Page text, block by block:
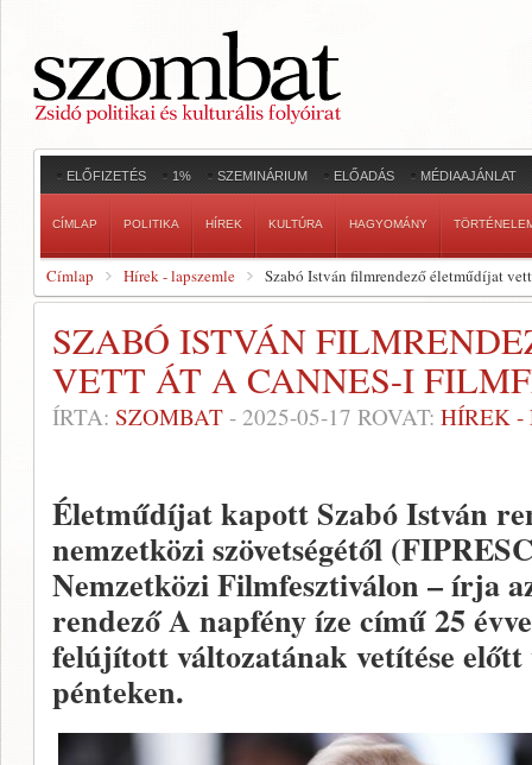
ELŐFIZETÉS 1% SZEMINÁRIUM ELŐADÁS MÉDIAAJÁNLAT
CÍMLAP POLITIKA HÍREK KULTÚRA HAGYOMÁNY
Címlap Hírek - lapszemle Szabó István filmrendező életműdíjat
SZABÓ ISTVÁN
VETT ÁT A CANNES-I
ÍRTA: SZOMBAT - 2025-05-17 ROVAT: HÍREK -
Életműdíjat kapott Szabó István
nemzetközi szövetségétől
Nemzetközi Filmfesztiválon – írja
rendező A napfény íze című 25
felújított változatának vetítése
pénteken.